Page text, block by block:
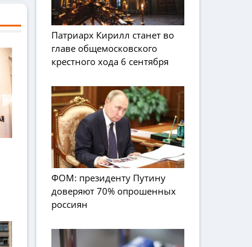
Патриарх Кирилл станет во
главе общемосковского
крестного хода 6 сентября
ФОМ: президенту Путину
доверяют 70% опрошенных
россиян